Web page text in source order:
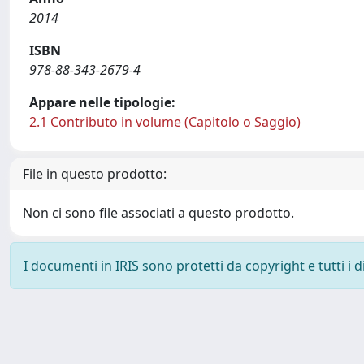
2014
ISBN
978-88-343-2679-4
Appare nelle tipologie:
2.1 Contributo in volume (Capitolo o Saggio)
File in questo prodotto:
Non ci sono file associati a questo prodotto.
I documenti in IRIS sono protetti da copyright e tutti i